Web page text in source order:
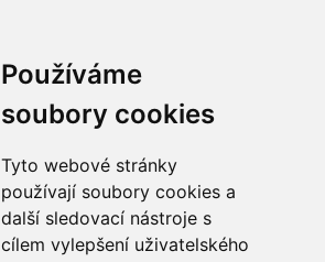
Používáme
soubory cookies
Tyto webové stránky
používají soubory cookies a
další sledovací nástroje s
cílem vylepšení uživatelského
Cena od120,39Kč